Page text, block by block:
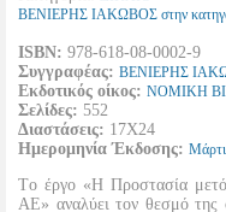
ΒΕΝΙΕΡΗΣ ΙΑΚΩΒΟΣ στην
ISBN: 978-618-08-0002-9
Συγγραφέας: ΒΕΝΙΕΡΗΣ
Εκδοτικός οίκος: ΝΟΜΙΚΗ
Σελίδες: 552
Διαστάσεις: 17Χ24
Ημερομηνία Έκδοσης:
Tο έργο «Η Προστασία
ΑΕ» αναλύει τον θεσμό